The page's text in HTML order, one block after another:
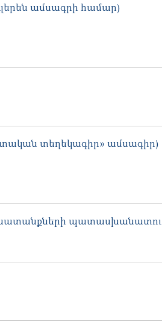
ամսագրի համար)
տեղեկագիր» ամսագիր)
պատասխանատու